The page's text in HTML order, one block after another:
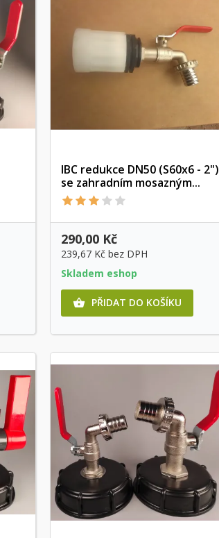
Rychlý náhled
IBC redukce DN50 (S60x6 - 2")
se zahradním mosazným...
290,00 Kč
239,67 Kč bez DPH
Skladem eshop
 PŘIDAT DO KOŠÍKU